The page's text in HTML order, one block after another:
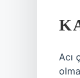
Acı